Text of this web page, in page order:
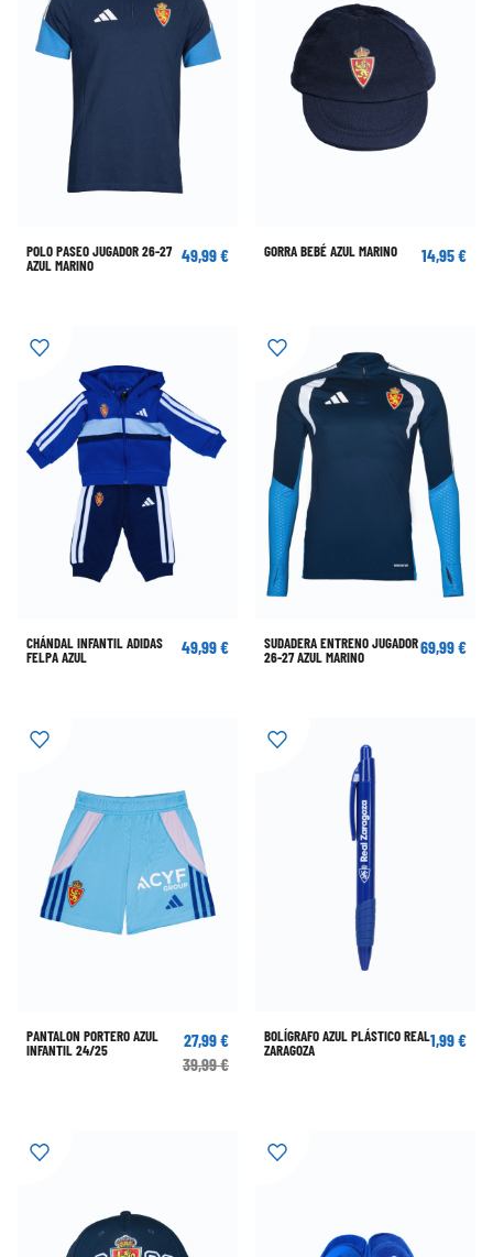
POLO PASEO JUGADOR 26-27
AZUL MARINO
49,99 € GORRA BEBÉ AZUL MARINO 14,95 €
CHÁNDAL INFANTIL ADIDAS
FELPA AZUL
49,99 €
SUDADERA ENTRENO JUGADOR
26-27 AZUL MARINO
69,99 €
PANTALON PORTERO AZUL
INFANTIL 24/25
27,99 €
39,99 €
BOLÍGRAFO AZUL PLÁSTICO REAL
ZARAGOZA
1,99 €